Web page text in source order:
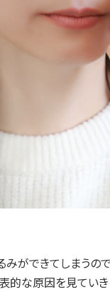
みができてしまうの
的な原因を見ていき